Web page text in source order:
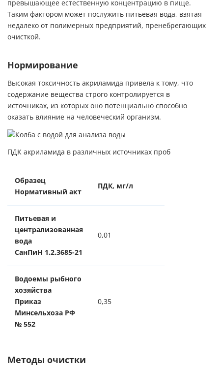
превышающее естественную концентрацию в пище.
Таким фактором может послужить питьевая вода, взятая
недалеко от полимерных предприятий, пренебрегающих
очисткой.
Нормирование
Высокая токсичность акриламида привела к тому, что
содержание вещества строго контролируется в
источниках, из которых оно потенциально способно
оказать влияние на человеческий организм.
ПДК акриламида в различных источниках проб
Образец
Нормативный акт
ПДК, мг/л
Питьевая и
централизованная
вода
СанПиН 1.2.3685-21
0,01
Водоемы рыбного
хозяйства
Приказ
Минсельхоза РФ
№ 552
0,35
Методы очистки